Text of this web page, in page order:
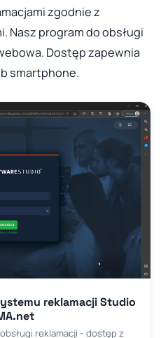
zgodnie z
Nasz program do obsługi
Dostęp zapewnia
smartphone.
reklamacji Studio
reklamacji - dostęp z